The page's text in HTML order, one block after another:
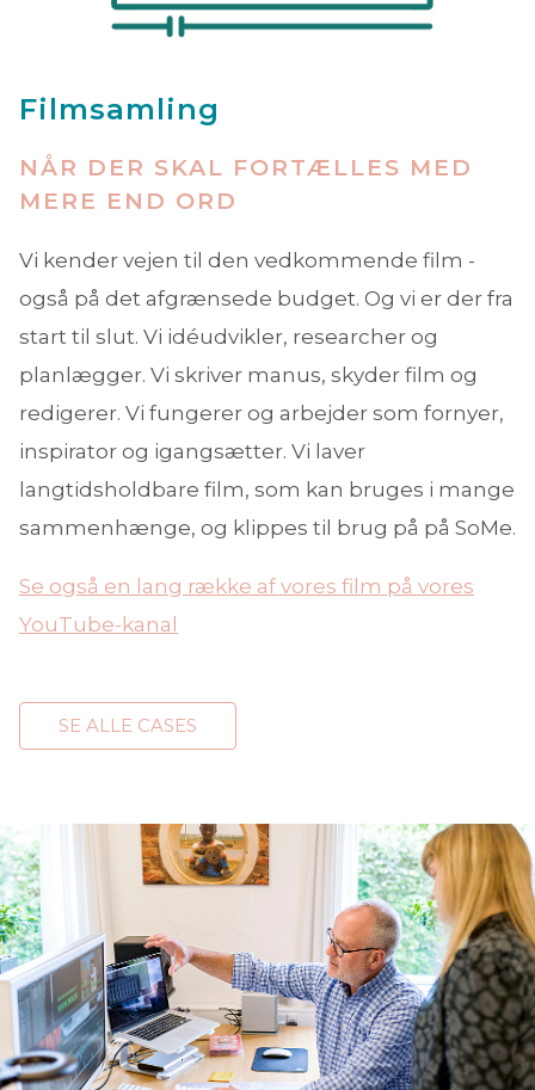
Filmsamling
NÅR DER SKAL FORTÆLLES MED
MERE END ORD
Vi kender vejen til den vedkommende film -
også på det afgrænsede budget. Og vi er der fra
start til slut. Vi idéudvikler, researcher og
planlægger. Vi skriver manus, skyder film og
redigerer. Vi fungerer og arbejder som fornyer,
inspirator og igangsætter. Vi laver
langtidsholdbare film, som kan bruges i mange
sammenhænge, og klippes til brug på på SoMe.
Se også en lang række af vores film på vores
YouTube-kanal
SE ALLE CASES